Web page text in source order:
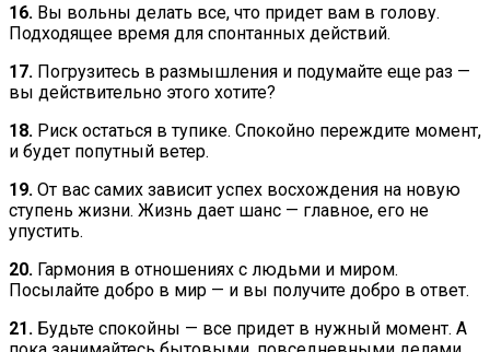
16. Вы вольны делать все, что придет вам в голову.
Подходящее время для спонтанных действий.
17. Погрузитесь в размышления и подумайте еще раз —
вы действительно этого хотите?
18. Риск остаться в тупике. Спокойно переждите момент,
и будет попутный ветер.
19. От вас самих зависит успех восхождения на новую
ступень жизни. Жизнь дает шанс — главное, его не
упустить.
20. Гармония в отношениях с людьми и миром.
Посылайте добро в мир — и вы получите добро в ответ.
21. Будьте спокойны — все придет в нужный момент. А